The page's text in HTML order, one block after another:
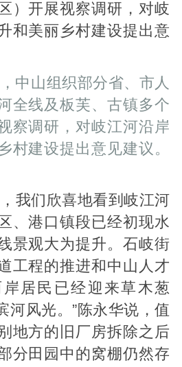
）开展视察调研，对岐
和美丽乡村建设提出意
中山组织部分省、市人
全线及板芙、古镇多个
察调研，对岐江河沿岸
村建设提出意见建议。
我们欣喜地看到岐江河
、港口镇段已经初现水
景观大为提升。石岐街
工程的推进和中山人才
居民已经迎来草木葱
河风光。”陈永华说，值
地方的旧厂房拆除之后
分田园中的窝棚仍然存